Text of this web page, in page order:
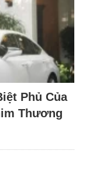
Phủ Của
Thương